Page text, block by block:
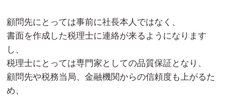
顧問先にとっては事前に社長本人ではなく、
書面を作成した税理士に連絡が来るようになります
し、
税理士にとっては専門家としての品質保証となり、
顧問先や税務当局、金融機関からの信頼度も上がるた
め、